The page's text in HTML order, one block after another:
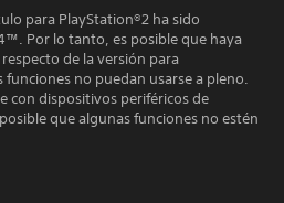
para PlayStation®2 ha sido
Por lo tanto, es posible que haya
de la versión para
funciones no puedan usarse a pleno.
con dispositivos periféricos de
que algunas funciones no estén